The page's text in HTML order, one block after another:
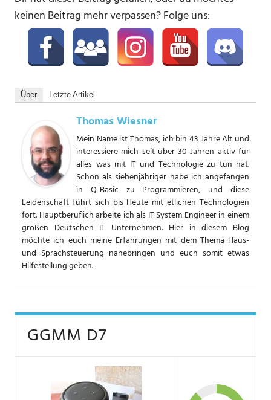
keinen Beitrag mehr verpassen? Folge uns:
Über Letzte Artikel
Thomas Wiesner
Mein Name ist Thomas, ich bin 43 Jahre Alt und
interessiere mich seit über 30 Jahren aktiv für
alles was mit IT und Technologie zu tun hat.
Schon als siebenjähriger habe ich angefangen
in Q-Basic zu Programmieren, und diese
Leidenschaft führt sich bis Heute mit etlichen Technologien
fort. Hauptberuflich arbeite ich als IT System Engineer in einem
großen Deutschen IT Unternehmen. Hier in diesem Blog
möchte ich euch meine Erfahrungen mit dem Thema Haus-
und Sprachsteuerung nahebringen und euch somit etwas
Hilfestellung geben.
GGMM D7